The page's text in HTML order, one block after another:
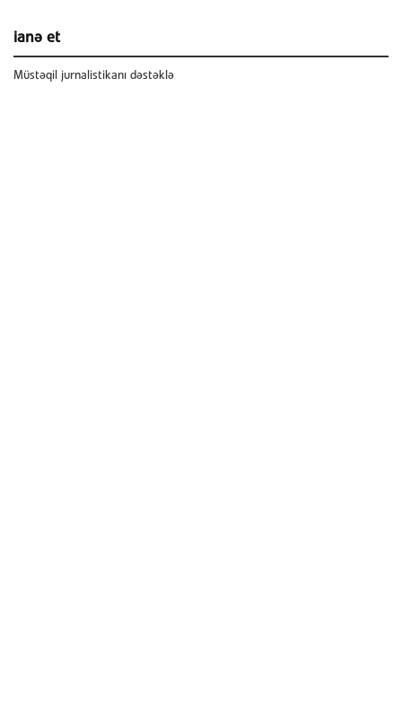
ianə et
Müstəqil jurnalistikanı dəstəklə